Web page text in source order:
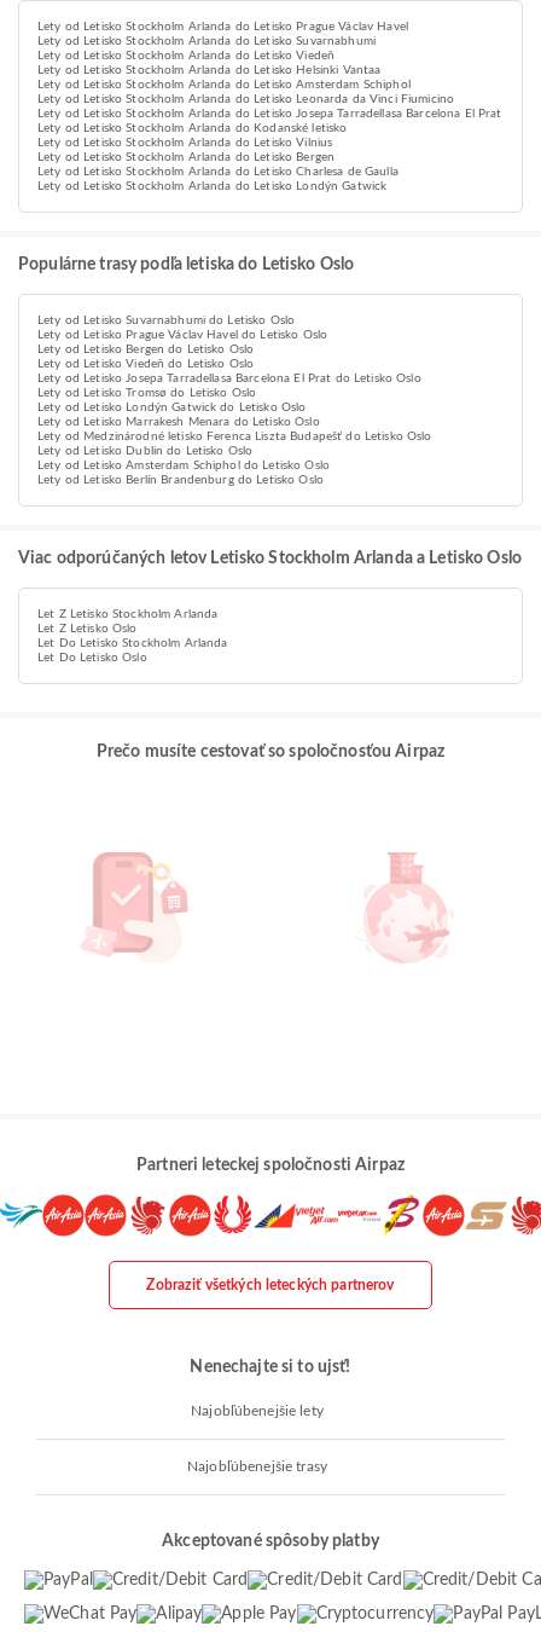
Lety od Letisko Stockholm Arlanda do Letisko Prague Václav Havel
Lety od Letisko Stockholm Arlanda do Letisko Suvarnabhumi
Lety od Letisko Stockholm Arlanda do Letisko Viedeň
Lety od Letisko Stockholm Arlanda do Letisko Helsinki Vantaa
Lety od Letisko Stockholm Arlanda do Letisko Amsterdam Schiphol
Lety od Letisko Stockholm Arlanda do Letisko Leonarda da Vinci Fiumicino
Lety od Letisko Stockholm Arlanda do Letisko Josepa Tarradellasa Barcelona El Prat
Lety od Letisko Stockholm Arlanda do Kodanské letisko
Lety od Letisko Stockholm Arlanda do Letisko Vilnius
Lety od Letisko Stockholm Arlanda do Letisko Bergen
Lety od Letisko Stockholm Arlanda do Letisko Charlesa de Gaulla
Lety od Letisko Stockholm Arlanda do Letisko Londýn Gatwick
Populárne trasy podľa letiska do Letisko Oslo
Lety od Letisko Suvarnabhumi do Letisko Oslo
Lety od Letisko Prague Václav Havel do Letisko Oslo
Lety od Letisko Bergen do Letisko Oslo
Lety od Letisko Viedeň do Letisko Oslo
Lety od Letisko Josepa Tarradellasa Barcelona El Prat do Letisko Oslo
Lety od Letisko Tromsø do Letisko Oslo
Lety od Letisko Londýn Gatwick do Letisko Oslo
Lety od Letisko Marrakesh Menara do Letisko Oslo
Lety od Medzinárodné letisko Ferenca Liszta Budapešť do Letisko Oslo
Lety od Letisko Dublin do Letisko Oslo
Lety od Letisko Amsterdam Schiphol do Letisko Oslo
Lety od Letisko Berlín Brandenburg do Letisko Oslo
Viac odporúčaných letov Letisko Stockholm Arlanda a Letisko Oslo
Let Z Letisko Stockholm Arlanda
Let Z Letisko Oslo
Let Do Letisko Stockholm Arlanda
Let Do Letisko Oslo
Prečo musíte cestovať so spoločnosťou Airpaz
Partneri leteckej spoločnosti Airpaz
Zobraziť všetkých leteckých partnerov
Nenechajte si to ujsť!
Najobľúbenejšie lety
Najobľúbenejšie trasy
Akceptované spôsoby platby